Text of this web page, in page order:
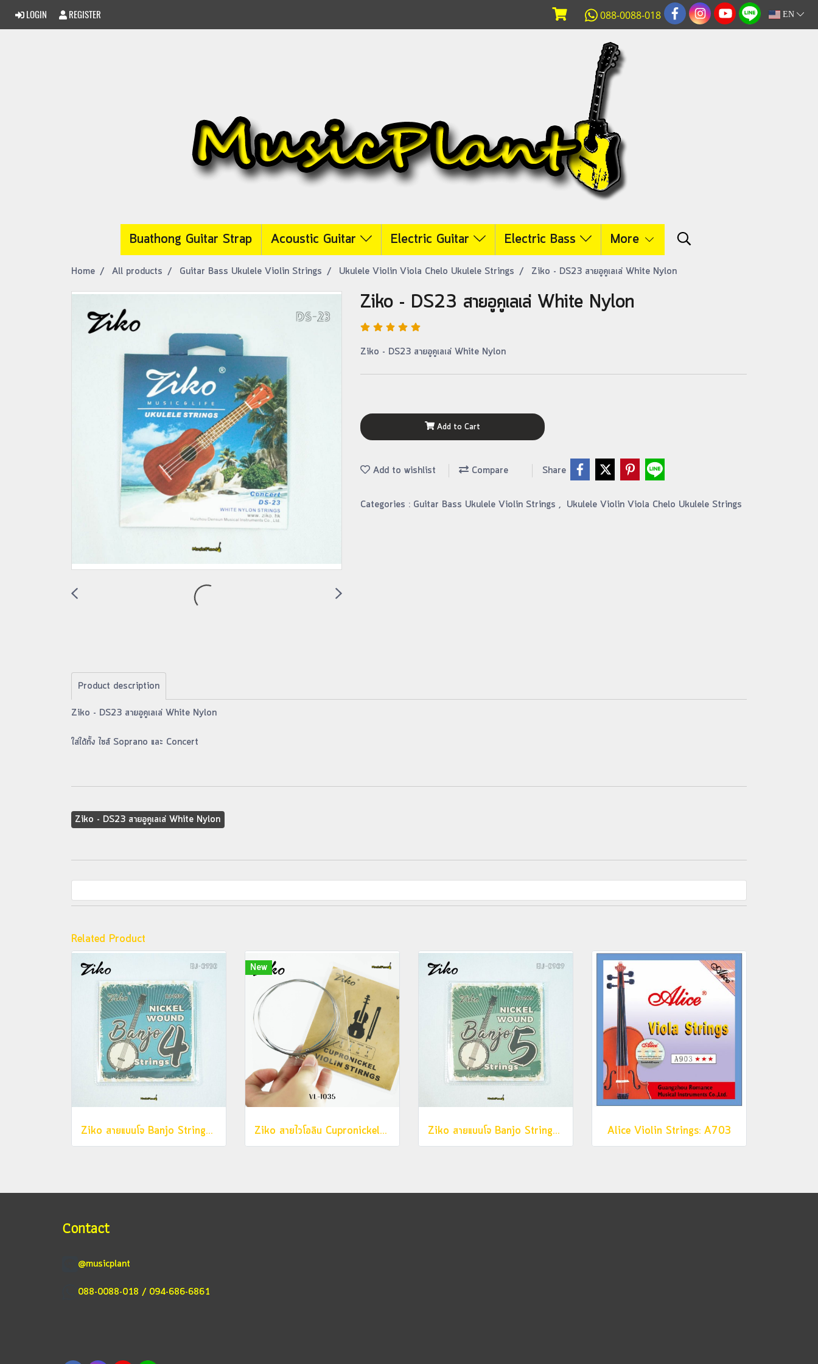
LOGIN REGISTER 088-0088-018 EN
Buathong Guitar Strap Acoustic Guitar Electric Guitar Electric Bass More
Home All products Guitar Bass Ukulele Violin Strings Ukulele Violin Viola Chelo Ukulele Strings Ziko - DS23 สายอูคูเลเล่ White Nylon
Ziko - DS23 สายอูคูเลเล่ White Nylon
Ziko - DS23 สายอูคูเลเล่ White Nylon
Add to Cart
Add to wishlist Compare Share
Categories : Guitar Bass Ukulele Violin Strings , Ukulele Violin Viola Chelo Ukulele Strings
Product description
Ziko - DS23 สายอูคูเลเล่ White Nylon
ใส่ได้ทั้ง ไซส์ Soprano และ Concert
Ziko - DS23 สายอูคูเลเล่ White Nylon
Related Product
Ziko สายแบนโจ Banjo Strings 4 สาย รุ่น BJ0930
New
Ziko สายไวโอลิน Cupronickel VL1035 (10,20,27,35) Ziko สายแบนโจ Banjo Strings 5 สาย รุ่น BJ0909 Alice Violin Strings: A703
Contact
@musicplant
088-0088-018 / 094-686-6861